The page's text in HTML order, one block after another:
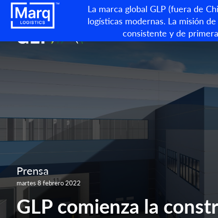
La marca global GLP (fuera de
logísticas modernas. La misión
consistente y de
Prensa
martes 8 febrero 2022
GLP comienza la